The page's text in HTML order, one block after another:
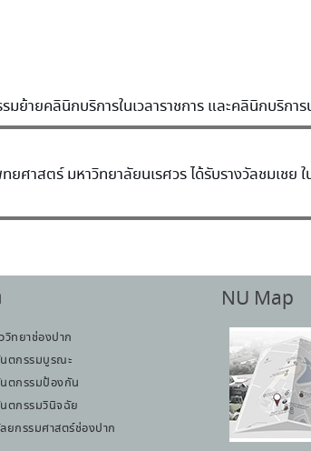
ย้ายคลินิกบริการในเวลาราชการ และคลินิกบริการ
าสตร์ มหาวิทยาลัยนเรศวร ได้รับรางวัลชมเชย
วิทยาช่องปาก
ตกรรมบูรณะ
ตกรรมป้องกัน
ตกรรมวินิจฉัย
ยกรรมศาสตร์ช่องปาก
NU Map